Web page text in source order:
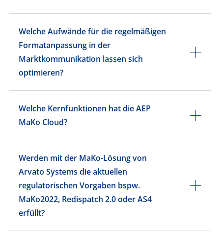
​​Welche Aufwände für die regelmäßigen
Formatanpassung in der
Marktkommunikation lassen sich
optimieren?​
​​Welche Kernfunktionen hat die AEP
MaKo Cloud?​
​​Werden mit der MaKo-Lösung von
Arvato Systems die aktuellen
regulatorischen Vorgaben bspw.
MaKo2022, Redispatch 2.0 oder AS4
erfüllt?​